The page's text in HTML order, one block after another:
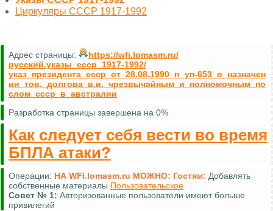
Циркуляры СССР 1917-1992
Адрес страницы:
https://wfi.lomasm.ru/
русский.указы_ссср_1917-1992/
указ_президента_ссср_от_28.08.1990_n_уп-653_о_назначен
ии_тов._долгова_в.и._чрезвычайным_и_полномочным_по
слом_ссср_в_австралии
Разработка страницы завершена на 0%
Как следует себя вести во время
БПЛА атаки?
Операции: НА WFI.lomasm.ru МОЖНО: Гостям: Добавлять
собственные материалы Пользовательское
Совет № 1: Авторизованные пользователи имеют больше
привилегий